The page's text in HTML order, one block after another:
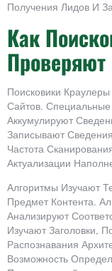
Получения Лидов И
Как
Поисковики
Сайтов.
Аккумулируют
Записывают
Частота
Актуализации
Алгоритмы Изучают
Предмет Контента.
Анализируют
Изучают Заголовки,
Распознавания
Возможность